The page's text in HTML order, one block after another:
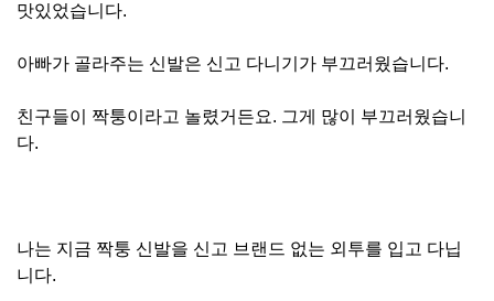
맛있었습니다.
아빠가 골라주는 신발은 신고 다니기가 부끄러웠습니다.
친구들이 짝퉁이라고 놀렸거든요. 그게 많이 부끄러웠습니
다.
나는 지금 짝퉁 신발을 신고 브랜드 없는 외투를 입고 다닙
니다.